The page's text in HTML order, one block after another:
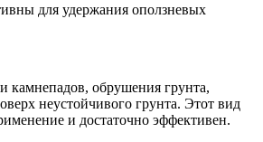
для удержания оползневых
камнепадов, обрушения грунта,
неустойчивого грунта. Этот вид
и достаточно эффективен.